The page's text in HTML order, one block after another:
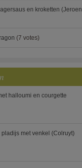
en kroketten (Jeroen
(7 votes)
halloumi en courgette
met venkel (Colruyt)